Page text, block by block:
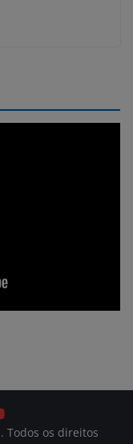
. Todos os direitos